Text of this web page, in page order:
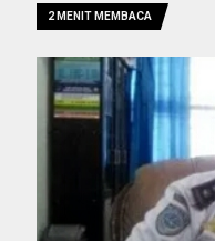
2 MENIT MEMBACA